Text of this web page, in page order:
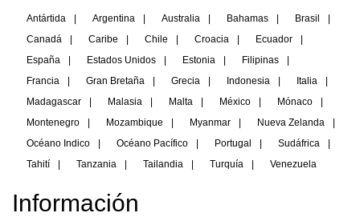
Antártida Argentina Australia Bahamas Brasil
Canadá
Caribe Chile Croacia Ecuador
España
Estados Unidos Estonia Filipinas
Francia
Gran Bretaña Grecia Indonesia Italia
Madagascar
Malasia Malta México Mónaco
Montenegro
Mozambique Myanmar Nueva Zelanda
Océano Indico
Océano Pacífico Portugal Sudáfrica
Tahití
Tanzania Tailandia Turquía Venezuela
Información